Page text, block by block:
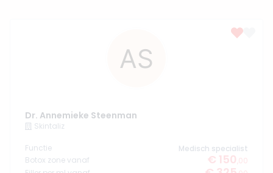
Dr. Annemieke Steenman
Skintaliz
Functie
Medisch specialist
Botox zone vanaf
€ 150 ,00